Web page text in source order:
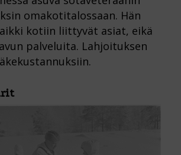
omakotitalossaan. Hän
kotiin liittyvät asiat, eikä
palveluita. Lahjoituksen